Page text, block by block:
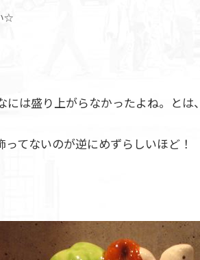
☆
は盛り上がらなかったよね。とは
てないのが逆にめずらしいほど！